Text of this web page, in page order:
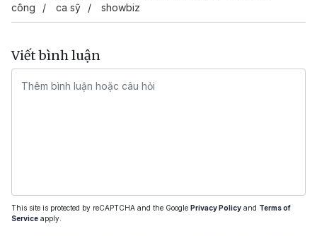
công
ca sỹ showbiz
Viết bình luận
This site is protected by reCAPTCHA and the Google Privacy Policy and Terms of
Service apply.